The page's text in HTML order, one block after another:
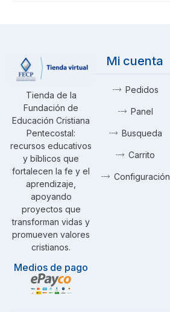
Tienda de la
Fundación de
Educación Cristiana
Pentecostal:
recursos educativos
y bíblicos que
fortalecen la fe y el
aprendizaje,
apoyando
proyectos que
transforman vidas y
promueven valores
cristianos.
Medios de pago
Mi cuenta
Pedidos
Panel
Busqueda
Carrito
Configuración